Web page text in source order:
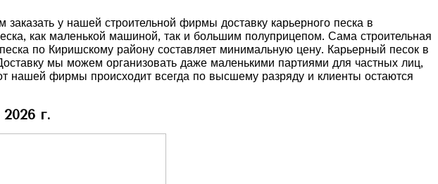
у нашей строительной фирмы доставку карьерного песка в
как маленькой машиной, так и большим полуприцепом. Сама строительная
по Киришскому району составляет минимальную цену. Карьерный песок в
мы можем организовать даже маленькими партиями для частных лиц,
нашей фирмы происходит всегда по высшему разряду и клиенты остаются
г.